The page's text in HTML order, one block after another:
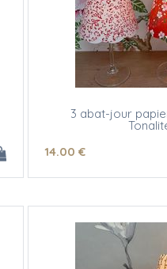
3 abat-jour
14.00 €